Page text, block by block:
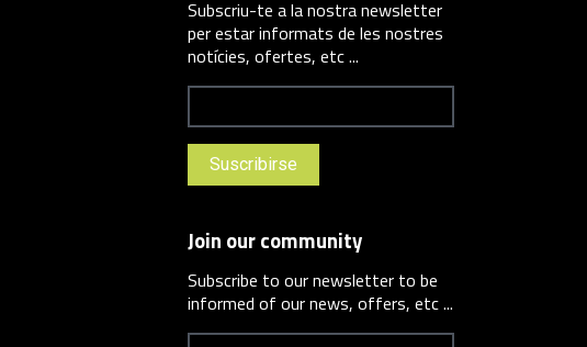
Subscriu-te a la nostra newsletter
per estar informats de les nostres
notícies, ofertes, etc ...
Join our community
Subscribe to our newsletter to be
informed of our news, offers, etc ...